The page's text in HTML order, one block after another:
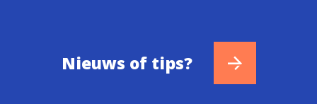
Nieuws of tips?